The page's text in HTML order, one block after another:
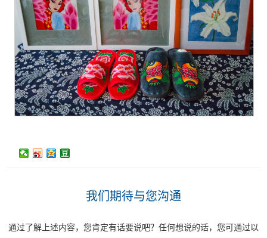
我们期待与您沟通
通过了解上述内容，您肯定有话要说吧？任何想说的话，您可通过以